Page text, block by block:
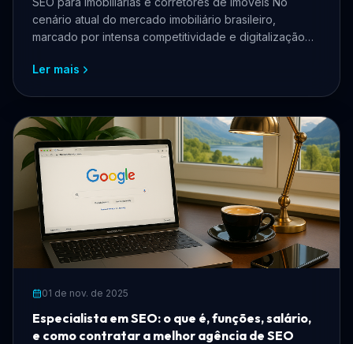
cenário atual do mercado imobiliário brasileiro,
marcado por intensa competitividade e digitalização
Ler mais
01 de nov. de 2025
Especialista em SEO: o que é, funções, salário,
e como contratar a melhor agência de SEO